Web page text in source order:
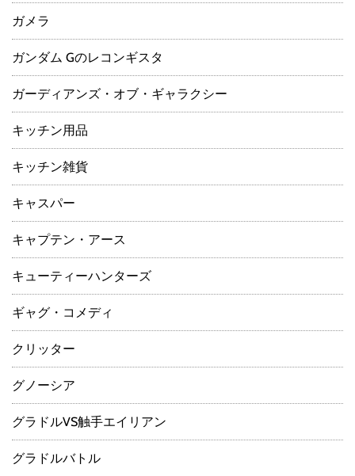
ガメラ
ガンダム Gのレコンギスタ
ガーディアンズ・オブ・ギャラクシー
キッチン用品
キッチン雑貨
キャスパー
キャプテン・アース
キューティーハンターズ
ギャグ・コメディ
クリッター
グノーシア
グラドルVS触手エイリアン
グラドルバトル